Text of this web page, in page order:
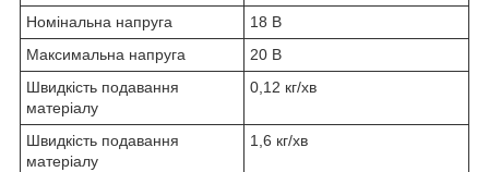
Номінальна напруга
18 В
Максимальна напруга
20 В
Швидкість подавання
матеріалу
0,12 кг/хв
Швидкість подавання
матеріалу
1,6 кг/хв